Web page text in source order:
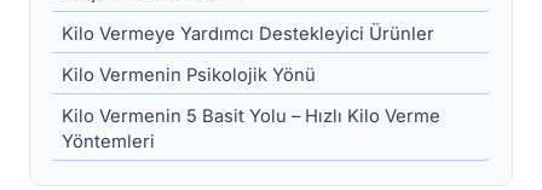
Kilo Vermeye Yardımcı Destekleyici Ürünler
Kilo Vermenin Psikolojik Yönü
Kilo Vermenin 5 Basit Yolu – Hızlı Kilo Verme
Yöntemleri